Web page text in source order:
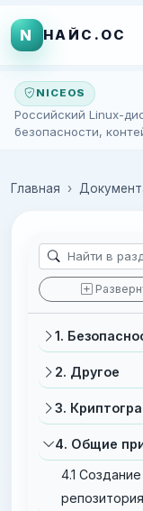
N НАЙС.ОС
NICEOS
Российский Linux-
безопасности,
Главная
1.
2. Другое
3.
4. Общие
4.1